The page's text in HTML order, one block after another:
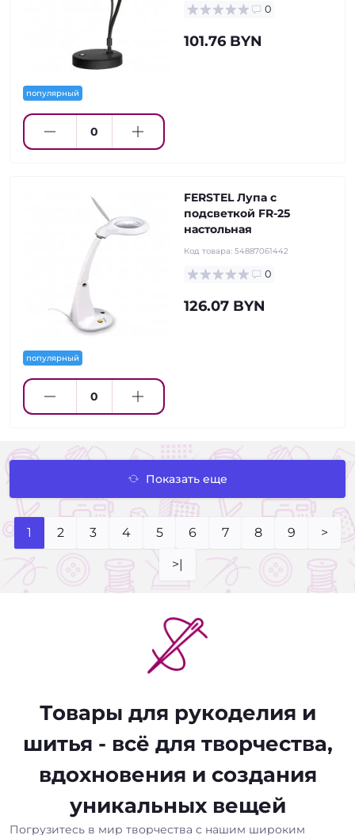
популярный
0
101.76 BYN
популярный
FERSTEL Лупа с
подсветкой FR-25
настольная
Код товара: 54887061442
0
126.07 BYN
Показать еще
1 2 3 4 5 6 7 8 9 >
>|
Товары для рукоделия и
шитья - всё для творчества,
вдохновения и создания
уникальных вещей
Погрузитесь в мир творчества с нашим широким